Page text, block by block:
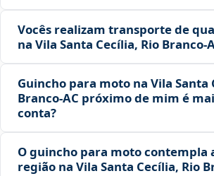
Vocês realizam transporte de
na Vila Santa Cecília, Rio
Guincho para moto na Vila Santa
Branco‑AC próximo de mim é
conta?
O guincho para moto contempla
região na Vila Santa Cecília, Rio